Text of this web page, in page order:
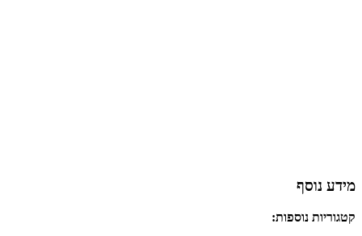
מידע נוסף
קטגוריות נוספות: